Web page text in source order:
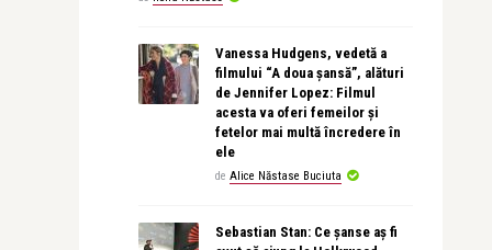
Vanessa Hudgens, vedetă a
filmului “A doua șansă”, alături
de Jennifer Lopez: Filmul
acesta va oferi femeilor și
fetelor mai multă încredere în
ele
de Alice Năstase Buciuta
Sebastian Stan: Ce șanse aș fi